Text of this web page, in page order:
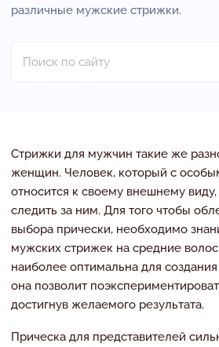
различные мужские стрижки.
Стрижки для мужчин такие же
женщин. Человек, который с
относится к своему внешнему виду,
следить за ним. Для того чтобы
выбора прически, необходимо
мужских стрижек на средние
наиболее оптимальна для
она позволит
достигнув желаемого результата.
Прическа для представителей